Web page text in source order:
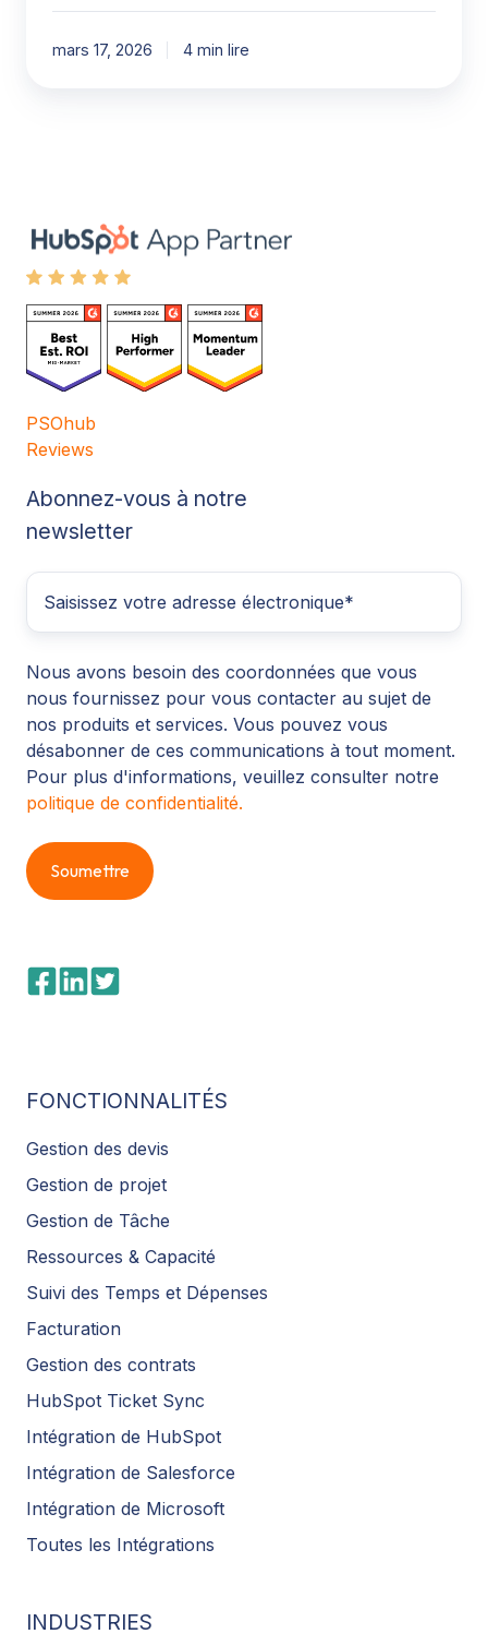
mars 17, 2026 4 min lire
PSOhub
Reviews
Abonnez-vous à notre
newsletter
Nous avons besoin des coordonnées que vous
nous fournissez pour vous contacter au sujet de
nos produits et services. Vous pouvez vous
désabonner de ces communications à tout moment.
Pour plus d'informations, veuillez consulter notre
politique de confidentialité.
FONCTIONNALITÉS
Gestion des devis
Gestion de projet
Gestion de Tâche
Ressources & Capacité
Suivi des Temps et Dépenses
Facturation
Gestion des contrats
HubSpot Ticket Sync
Intégration de HubSpot
Intégration de Salesforce
Intégration de Microsoft
Toutes les Intégrations
INDUSTRIES